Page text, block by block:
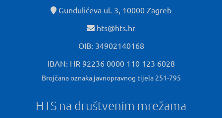
Gundulićeva ul. 3, 10000 Zagreb
hts@hts.hr
OIB: 34902140168
IBAN: HR 92236 0000 110 123 6028
Brojčana oznaka javnopravnog tijela 251-795
HTS na društvenim mrežama